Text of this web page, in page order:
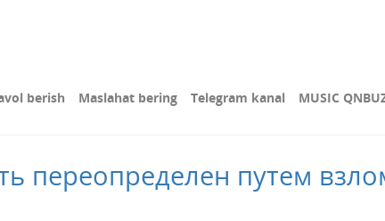
berish Maslahat bering Telegram kanal MUSIC
переопределен путем